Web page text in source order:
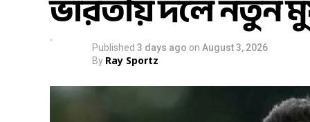
Published 3 days ago on August 3, 2026
By Ray Sportz